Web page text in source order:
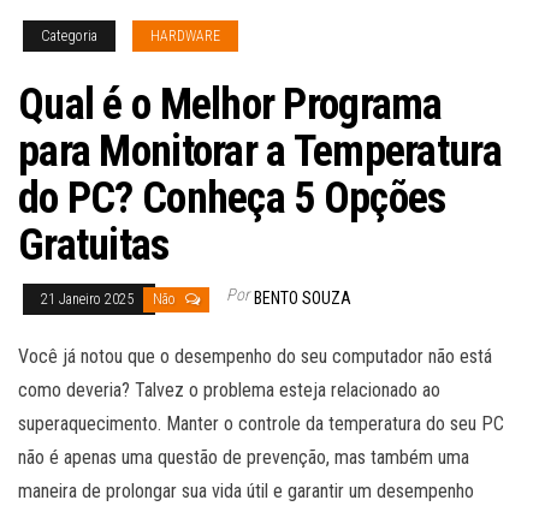
Categoria HARDWARE
Qual é o Melhor Programa
para Monitorar a Temperatura
do PC? Conheça 5 Opções
Gratuitas
21 Janeiro 2025 Não Por BENTO SOUZA
Você já notou que o desempenho do seu computador não está
como deveria? Talvez o problema esteja relacionado ao
superaquecimento. Manter o controle da temperatura do seu PC
não é apenas uma questão de prevenção, mas também uma
maneira de prolongar sua vida útil e garantir um desempenho